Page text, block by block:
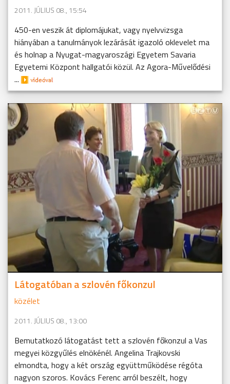
2011. JÚLIUS 08., 15:54
450-en veszik át diplomájukat, vagy nyelvvizsga
hiányában a tanulmányok lezárását igazoló oklevelet ma
és holnap a Nyugat-magyaroszági Egyetem Savaria
Egyetemi Központ hallgatói közül. Az Agora-Művelődési
...
Látogatóban a szlovén főkonzul
közélet
2011. JÚLIUS 08., 13:00
Bemutatkozó látogatást tett a szlovén főkonzul a Vas
megyei közgyűlés elnökénél. Angelina Trajkovski
elmondta, hogy a két ország együttműködése régóta
nagyon szoros. Kovács Ferenc arról beszélt, hogy